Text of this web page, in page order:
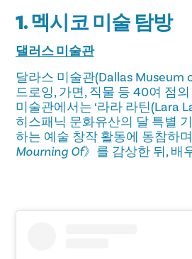
1. 멕시코 미술 탐방
댈러스 미술관
달라스 미술관(Dallas Museum
드로잉, 가면, 직물 등 40여 점
미술관에서는 ‘라라 라틴(Lara
히스패닉 문화유산의 달 특별
하는 예술 창작 활동에 동참하
Mourning Of》를 감상한 뒤, 배